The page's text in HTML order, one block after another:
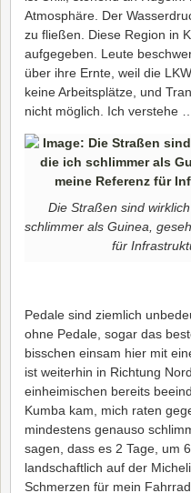
Atmosphäre. Der
zu fließen. Diese Region in
aufgegeben. Leute
über ihre Ernte, weil die
keine Arbeitsplätze, und
nicht möglich. Ich verstehe …
Die Straßen sind
schlimmer als Guinea,
für
Pedale sind ziemlich
ohne Pedale, sogar das
bisschen einsam hier mit
ist weiterhin in Richtung
einheimischen bereits
Kumba kam, mich raten
mindestens genauso
sagen, dass es 2 Tage, um
landschaftlich auf der
Schmerzen für mein